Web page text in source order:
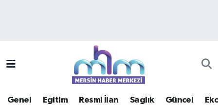
Genel Eğitim Resmi İlan Sağlık Güncel
Mersin Trafik Yoğunluk Haritası
Süper Lig Puan Durumu ve Fikstür